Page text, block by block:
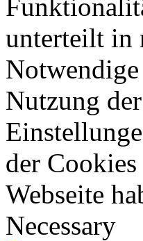
unterteilt in
Nutzung
der
Webseite
Necessary